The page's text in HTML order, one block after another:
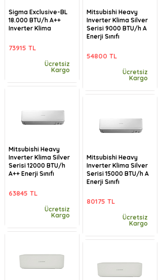
Sigma Exclusive-BL
18.000 BTU/h A++
Inverter Klima
73915 TL
Ücretsiz
Kargo
Mitsubishi Heavy
Inverter Klima Silver
Serisi 12000 BTU/h
A++ Enerji Sınıfı
63845 TL
Ücretsiz
Kargo
Mitsubishi Heavy
Inverter Klima Silver
Serisi 9000 BTU/h A
Enerji Sınıfı
54800 TL
Ücretsiz
Kargo
Mitsubishi Heavy
Inverter Klima Silver
Serisi 15000 BTU/h A
Enerji Sınıfı
80175 TL
Ücretsiz
Kargo